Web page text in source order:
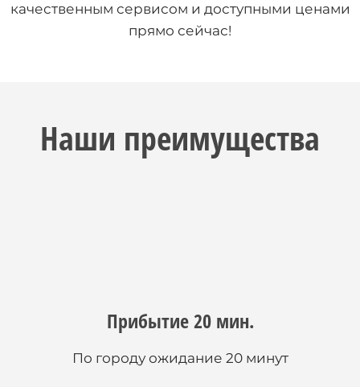
качественным сервисом и доступными ценами
прямо сейчас!
Наши преимущества
Прибытие 20 мин.
По городу ожидание 20 минут